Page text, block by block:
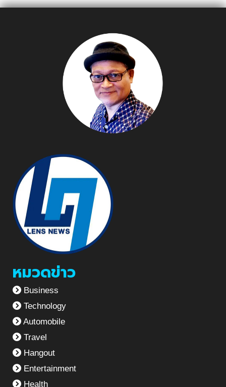
พร้อมใช้” นำทีมอาชีวศึกษา
ชุมชน
หมวดข่าว
Business
Technology
Automobile
Travel
Hangout
Entertainment
Health